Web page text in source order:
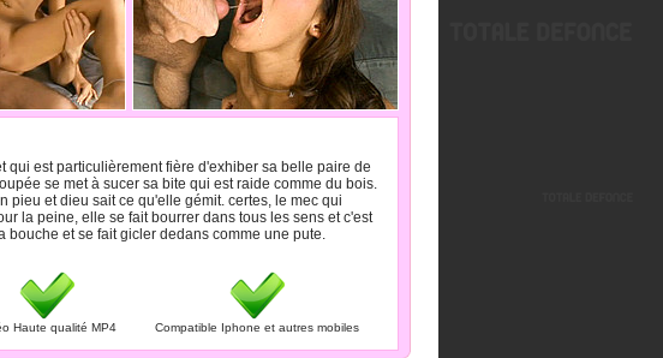
est particulièrement fière d'exhiber sa belle paire de
se met à sucer sa bite qui est raide comme du bois.
pieu et dieu sait ce qu'elle gémit. certes, le mec qui
la peine, elle se fait bourrer dans tous les sens et c'est
et se fait gicler dedans comme une pute.
Haute qualité MP4 Compatible Iphone et autres mobiles